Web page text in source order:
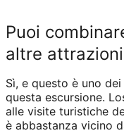
Puoi
altre
Sì, e questo è uno
questa escursione.
alle visite turistiche
è abbastanza vicino